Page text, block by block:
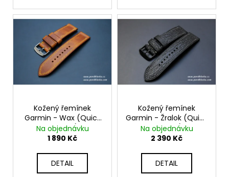
Kožený řemínek
Garmin - Wax (Quick
Release)
Na objednávku
1 890 Kč
DETAIL
Kožený řemínek
Garmin - Žralok (Quick
Release)
Na objednávku
2 390 Kč
DETAIL